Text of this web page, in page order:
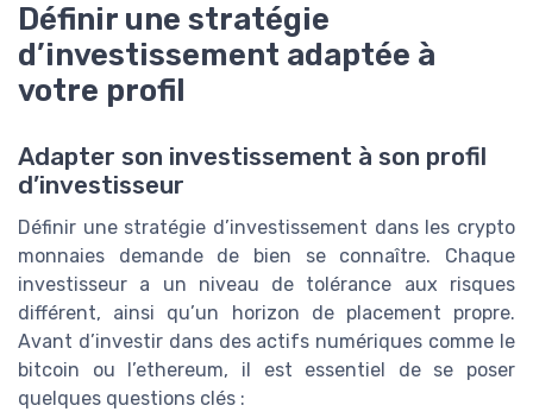
Définir une stratégie
d’investissement adaptée à
votre profil
Adapter son investissement à son profil
d’investisseur
Définir une stratégie d’investissement dans les crypto
monnaies demande de bien se connaître. Chaque
investisseur a un niveau de tolérance aux risques
différent, ainsi qu’un horizon de placement propre.
Avant d’investir dans des actifs numériques comme le
bitcoin ou l’ethereum, il est essentiel de se poser
quelques questions clés :